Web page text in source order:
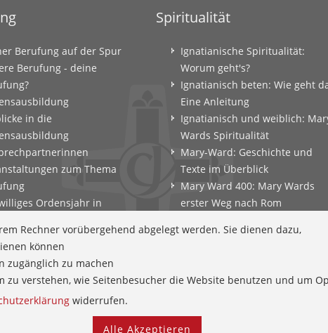
Berufung auf der Spur
Berufung - deine
in die
zum Thema
Ordensjahr in
und
Spiritualität
Ignatianische Spiritualität:
Worum geht's?
Ignatianisch beten: Wie geht
Eine Anleitung
Ignatianisch und weiblich:
Wards Spiritualität
Mary-Ward: Geschichte und
Texte im Überblick
Mary Ward 400: Mary Wards
erster Weg nach Rom
Zeitschrift: Spiritualität konkret
Rechner vorübergehend abgelegt werden. Sie dienen dazu,
können
zugänglich zu machen
verstehen, wie Seitenbesucher die Website benutzen und um
widerrufen.
Alle Akzeptieren